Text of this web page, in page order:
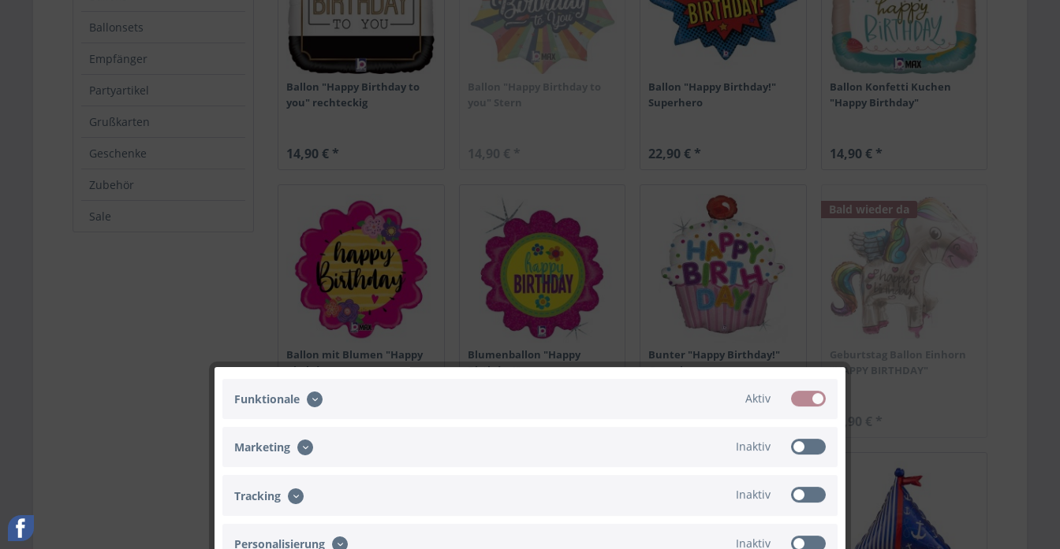
Ballonsets
Empfänger
Partyartikel
Grußkarten
Geschenke
Zubehör
Sale
Ballon "Happy Birthday to
you" rechteckig
14,90 € *
Ballon "Happy Birthday to
you" Stern
14,90 € *
Ballon "Happy Birthday!"
Superhero
22,90 € *
Ballon Konfetti Kuchen
"Happy Birthday"
14,90 € *
Ballon mit Blumen "Happy
Birthday"
Blumenballon "Happy
Birthday!"
Bunter "Happy Birthday!"
Cupcake
Bald wieder da
Geburtstag Ballon Einhorn
"HAPPY BIRTHDAY"
24,90 € *
Funktionale Aktiv
Marketing Inaktiv
Tracking Inaktiv
Personalisierung Inaktiv